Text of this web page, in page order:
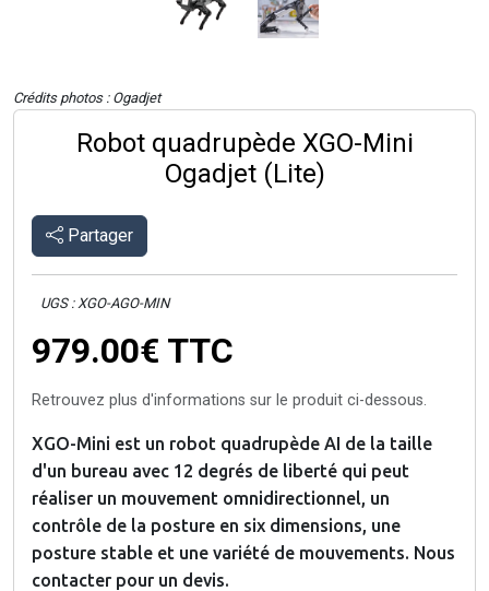
Crédits photos : Ogadjet
Robot quadrupède XGO-Mini
Ogadjet (Lite)
Partager
UGS : XGO-AGO-MIN
979.00€ TTC
Retrouvez plus d'informations sur le produit ci-dessous.
XGO-Mini est un robot quadrupède AI de la taille
d'un bureau avec 12 degrés de liberté qui peut
réaliser un mouvement omnidirectionnel, un
contrôle de la posture en six dimensions, une
posture stable et une variété de mouvements. Nous
contacter pour un devis.